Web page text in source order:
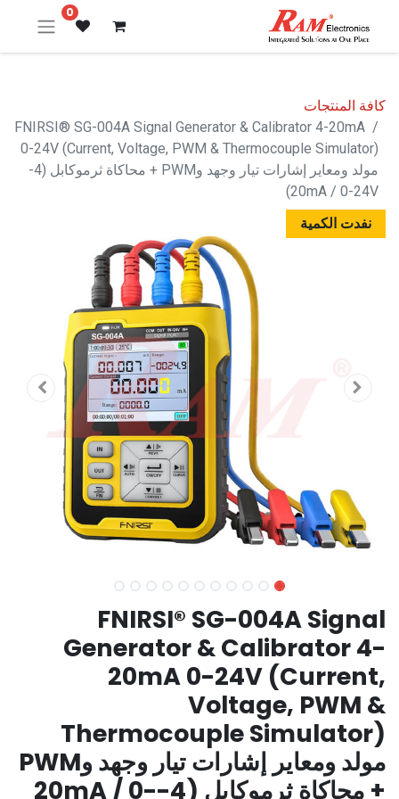
0
كافة المنتجات
FNIRSI® SG-004A Signal Generator & Calibrator 4-20mA
0-24V (Current, Voltage, PWM & Thermocouple Simulator)
مولد ومعاير إشارات تيار وجهد وPWM + محاكاة ثرموكابل (4-
20mA / 0-24V)
نفدت الكمية
FNIRSI® SG-004A Signal
Generator & Calibrator 4-
20mA 0-24V (Current,
Voltage, PWM &
Thermocouple Simulator)
مولد ومعاير إشارات تيار وجهد وPWM
+ محاكاة ثرموكابل (4-20mA / 0-